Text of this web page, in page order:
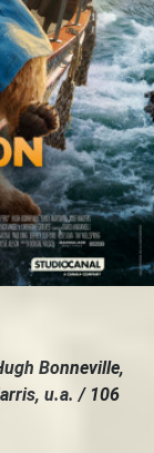
Bonneville,
u.a. / 106